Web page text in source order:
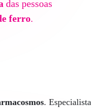
das pessoas
ferro.
. Especialista